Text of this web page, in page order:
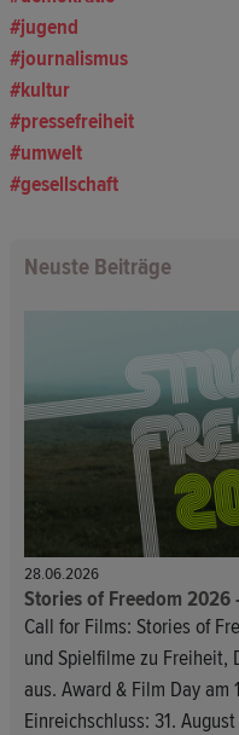
jugend
journalismus
kultur
pressefreiheit
umwelt
gesellschaft
Neuste Beiträge
28.06.2026
Stories of Freedom 2026
Call for Films: Stories of
und Spielfilme zu Freiheit,
aus. Award & Film Day am
Einreichschluss: 31.